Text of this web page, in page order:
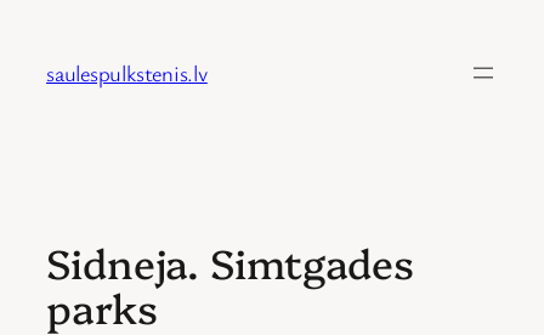
content
saulespulkstenis.lv
Sidneja. Simtgades
parks